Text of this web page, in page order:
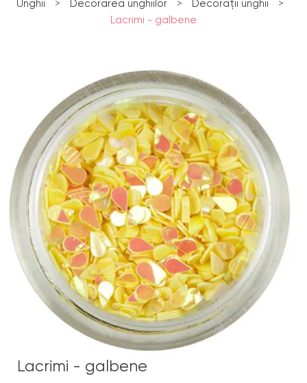
Unghii > Decorarea unghiilor > Decorații unghii
>
Lacrimi - galbene
Lacrimi - galbene